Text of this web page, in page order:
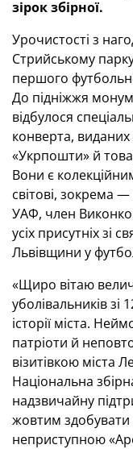
зірок збірної.
Урочистості з
Стрийському
першого
До підніжжя
відбулося
конверта, виданих
«Укрпошти» й
Вони є
світові, зокрема
УАФ, член
усіх присутніх зі
Львівщини у
«Щиро вітаю
уболівальників
історії міста.
патріоти й
візитівкою міста
Національна
надзвичайну
жовтим здобувати
неприступною